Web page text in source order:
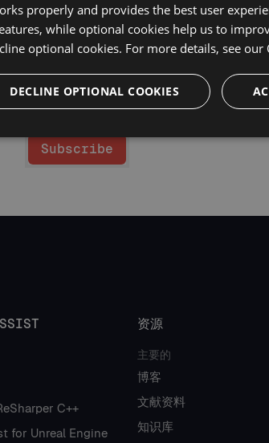
，Inc.及其附属公司共享您的信息。有关如何使用、存
Subscribe
C++
for Unreal Engine
资源
主要的
博客
文献资料
知识库
properly and provides the best user
while optional cookies help us to
optional cookies. For more details, see our
DECLINE OPTIONAL COOKIES